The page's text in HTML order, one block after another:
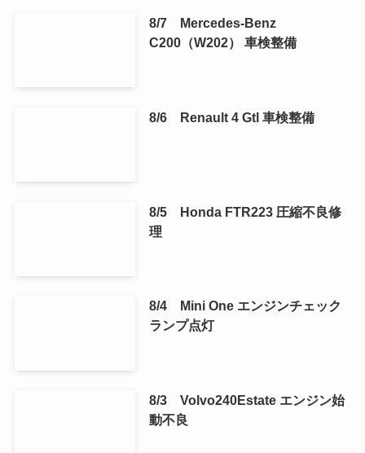
8/7 Mercedes-Benz
C200（W202） 車検整備
8/6 Renault 4 Gtl 車検整備
8/5 Honda FTR223 圧縮不良修
理
8/4 Mini One エンジンチェック
ランプ点灯
8/3 Volvo240Estate エンジン始
動不良